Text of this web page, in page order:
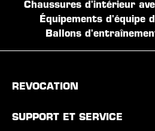
Chaussures d'intérieur
Équipements d'équipe
Ballons
REVOCATION
SUPPORT ET SERVICE